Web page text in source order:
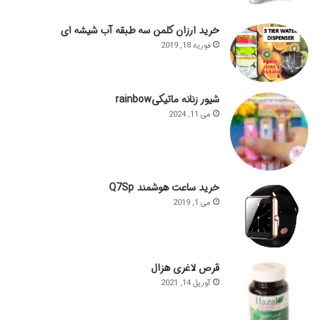
خرید ارزان کلمن سه طبقه آب شیشه ای
فوریه 18, 2019
شیور زنانه ماتیکیrainbow
می 11, 2024
خرید ساعت هوشمند Q7Sp
می 1, 2019
قرص لاغری هزال
آوریل 14, 2021